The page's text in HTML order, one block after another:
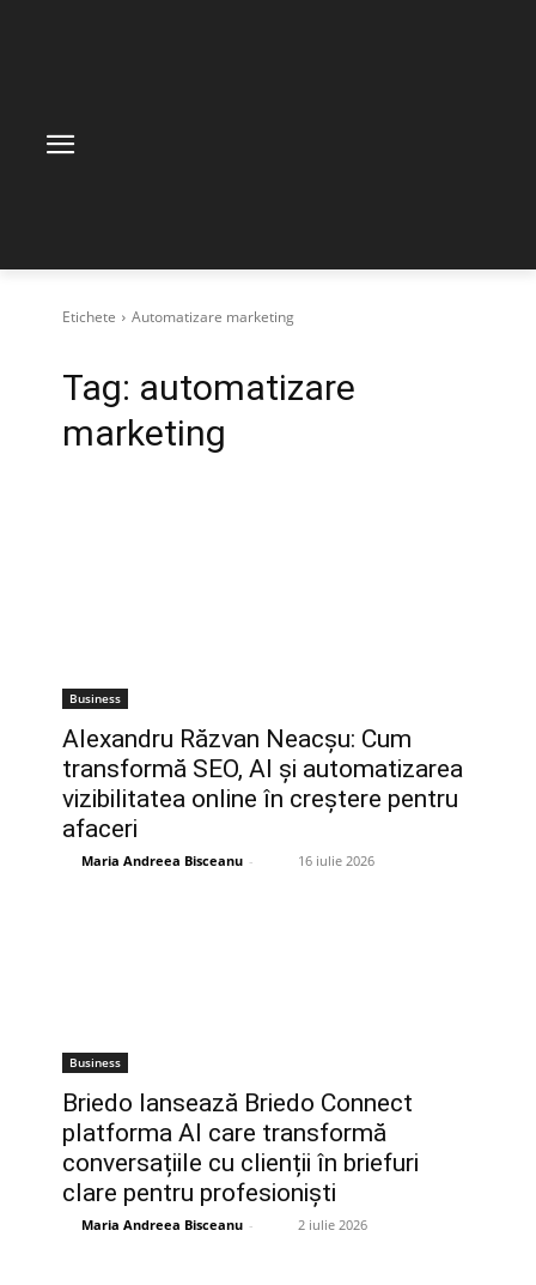
Etichete Automatizare marketing
Tag: automatizare
marketing
Business
Alexandru Răzvan Neacșu: Cum
transformă SEO, AI și automatizarea
vizibilitatea online în creștere pentru
afaceri
Maria Andreea Bisceanu - 16 iulie 2026
Business
Briedo lansează Briedo Connect
platforma AI care transformă
conversațiile cu clienții în briefuri
clare pentru profesioniști
Maria Andreea Bisceanu - 2 iulie 2026